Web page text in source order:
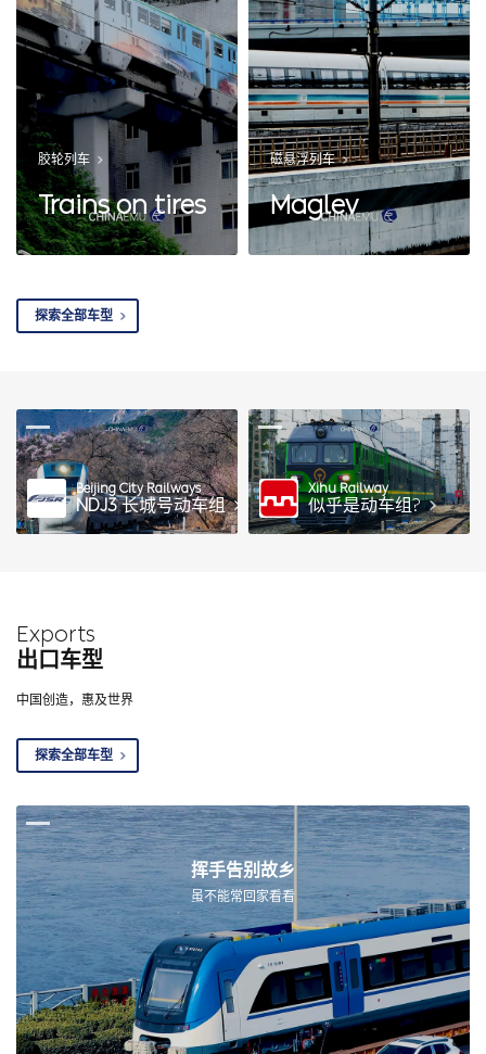
胶轮列车
Trains on tires
磁悬浮列车
Maglev
探索全部车型
Beijing City Railways
NDJ3长城号动车组
Xihu Railway
似乎是动车组?
Exports
出口车型
中国创造，惠及世界
探索全部车型
挥手告别故乡
虽不能常回家看看